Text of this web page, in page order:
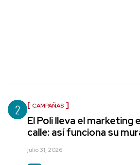
2 CAMPAÑAS
El Poli lleva el marketing
calle: así funciona su
julio 31, 2026